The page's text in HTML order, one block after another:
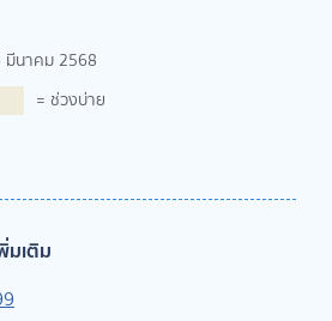
มีนาคม 2568
= ช่วงบ่าย
มเติม